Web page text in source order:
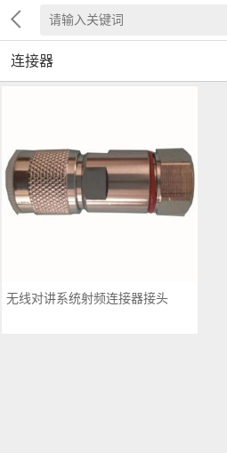
连接器
无线对讲系统射频连接器接头